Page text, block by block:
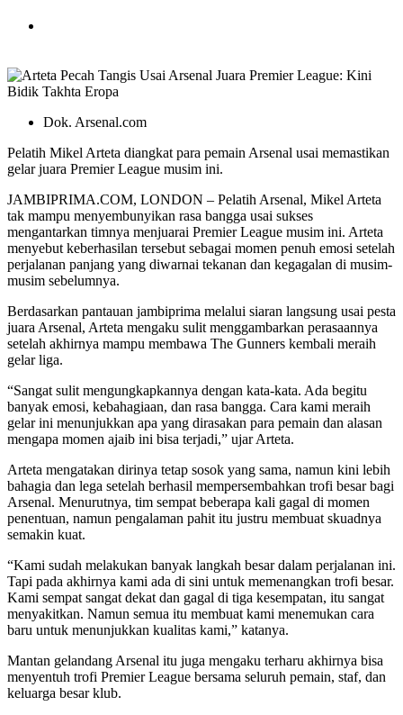
Dok. Arsenal.com
Pelatih Mikel Arteta diangkat para pemain Arsenal usai memastikan
gelar juara Premier League musim ini.
JAMBIPRIMA.COM, LONDON – PelatihArsenal, Mikel Arteta
tak mampu menyembunyikan rasa bangga usai sukses
mengantarkan timnya menjuarai Premier League musim ini. Arteta
menyebut keberhasilan tersebut sebagai momen penuh emosi setelah
perjalanan panjang yang diwarnai tekanan dan kegagalan di musim-
musim sebelumnya.
Berdasarkan pantauan jambiprima melalui siaran langsung usai pesta
juara Arsenal, Arteta mengaku sulit menggambarkan perasaannya
setelah akhirnya mampu membawa The Gunners kembali meraih
gelar liga.
“Sangat sulit mengungkapkannya dengan kata-kata. Ada begitu
banyak emosi, kebahagiaan, dan rasa bangga. Cara kami meraih
gelar ini menunjukkan apa yang dirasakan para pemain dan alasan
mengapa momen ajaib ini bisa terjadi,” ujar Arteta.
Arteta mengatakan dirinya tetap sosok yang sama, namun kini lebih
bahagia dan lega setelah berhasil mempersembahkan trofi besar bagi
Arsenal. Menurutnya, tim sempat beberapa kali gagal di momen
penentuan, namun pengalaman pahit itu justru membuat skuadnya
semakin kuat.
“Kami sudah melakukan banyak langkah besar dalam perjalanan ini.
Tapi pada akhirnya kami ada di sini untuk memenangkan trofi besar.
Kami sempat sangat dekat dan gagal di tiga kesempatan, itu sangat
menyakitkan. Namun semua itu membuat kami menemukan cara
baru untuk menunjukkan kualitas kami,” katanya.
Mantan gelandang Arsenal itu juga mengaku terharu akhirnya bisa
menyentuh trofi Premier League bersama seluruh pemain, staf, dan
keluarga besar klub.